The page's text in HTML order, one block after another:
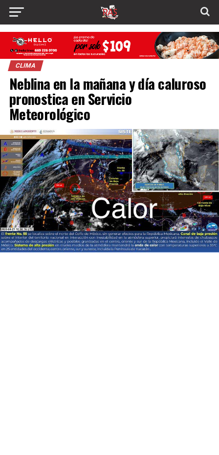
CLIMA
Neblina en la mañana y día caluroso
pronostica en Servicio
Meteorológico